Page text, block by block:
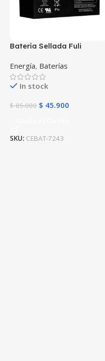
Batería Sellada Fuli
FL6120GS POWEST
Energía, Baterías
In stock
$85.000 $ 45.900
SKU: CEBAT-7243